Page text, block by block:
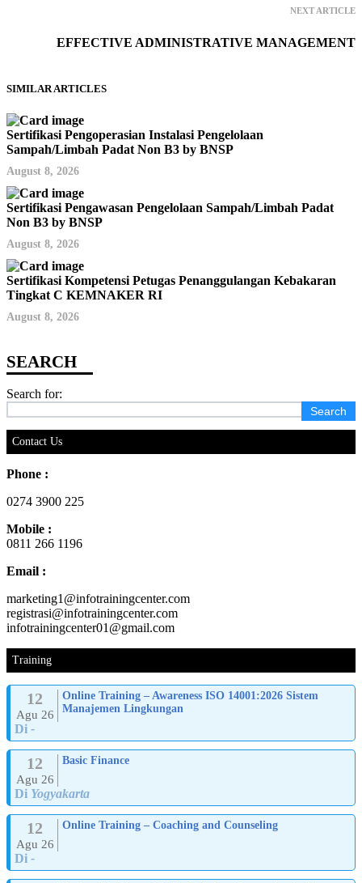
NEXT ARTICLE
EFFECTIVE ADMINISTRATIVE MANAGEMENT
SIMILAR ARTICLES
Sertifikasi Pengoperasian Instalasi Pengelolaan
Sampah/Limbah Padat Non B3 by BNSP
August 8, 2026
Sertifikasi Pengawasan Pengelolaan Sampah/Limbah Padat
Non B3 by BNSP
August 8, 2026
Sertifikasi Kompetensi Petugas Penanggulangan Kebakaran
Tingkat C KEMNAKER RI
August 8, 2026
Search for:
Contact Us
Phone :
0274 3900 225
Mobile :
0811 266 1196
Email :
marketing1@infotrainingcenter.com
registrasi@infotrainingcenter.com
infotrainingcenter01@gmail.com
Training
12
Agu 26
Online Training – Awareness ISO 14001:2026 Sistem
Manajemen Lingkungan
Di -
12
Agu 26
Basic Finance
Di Yogyakarta
12
Agu 26
Online Training – Coaching and Counseling
Di -